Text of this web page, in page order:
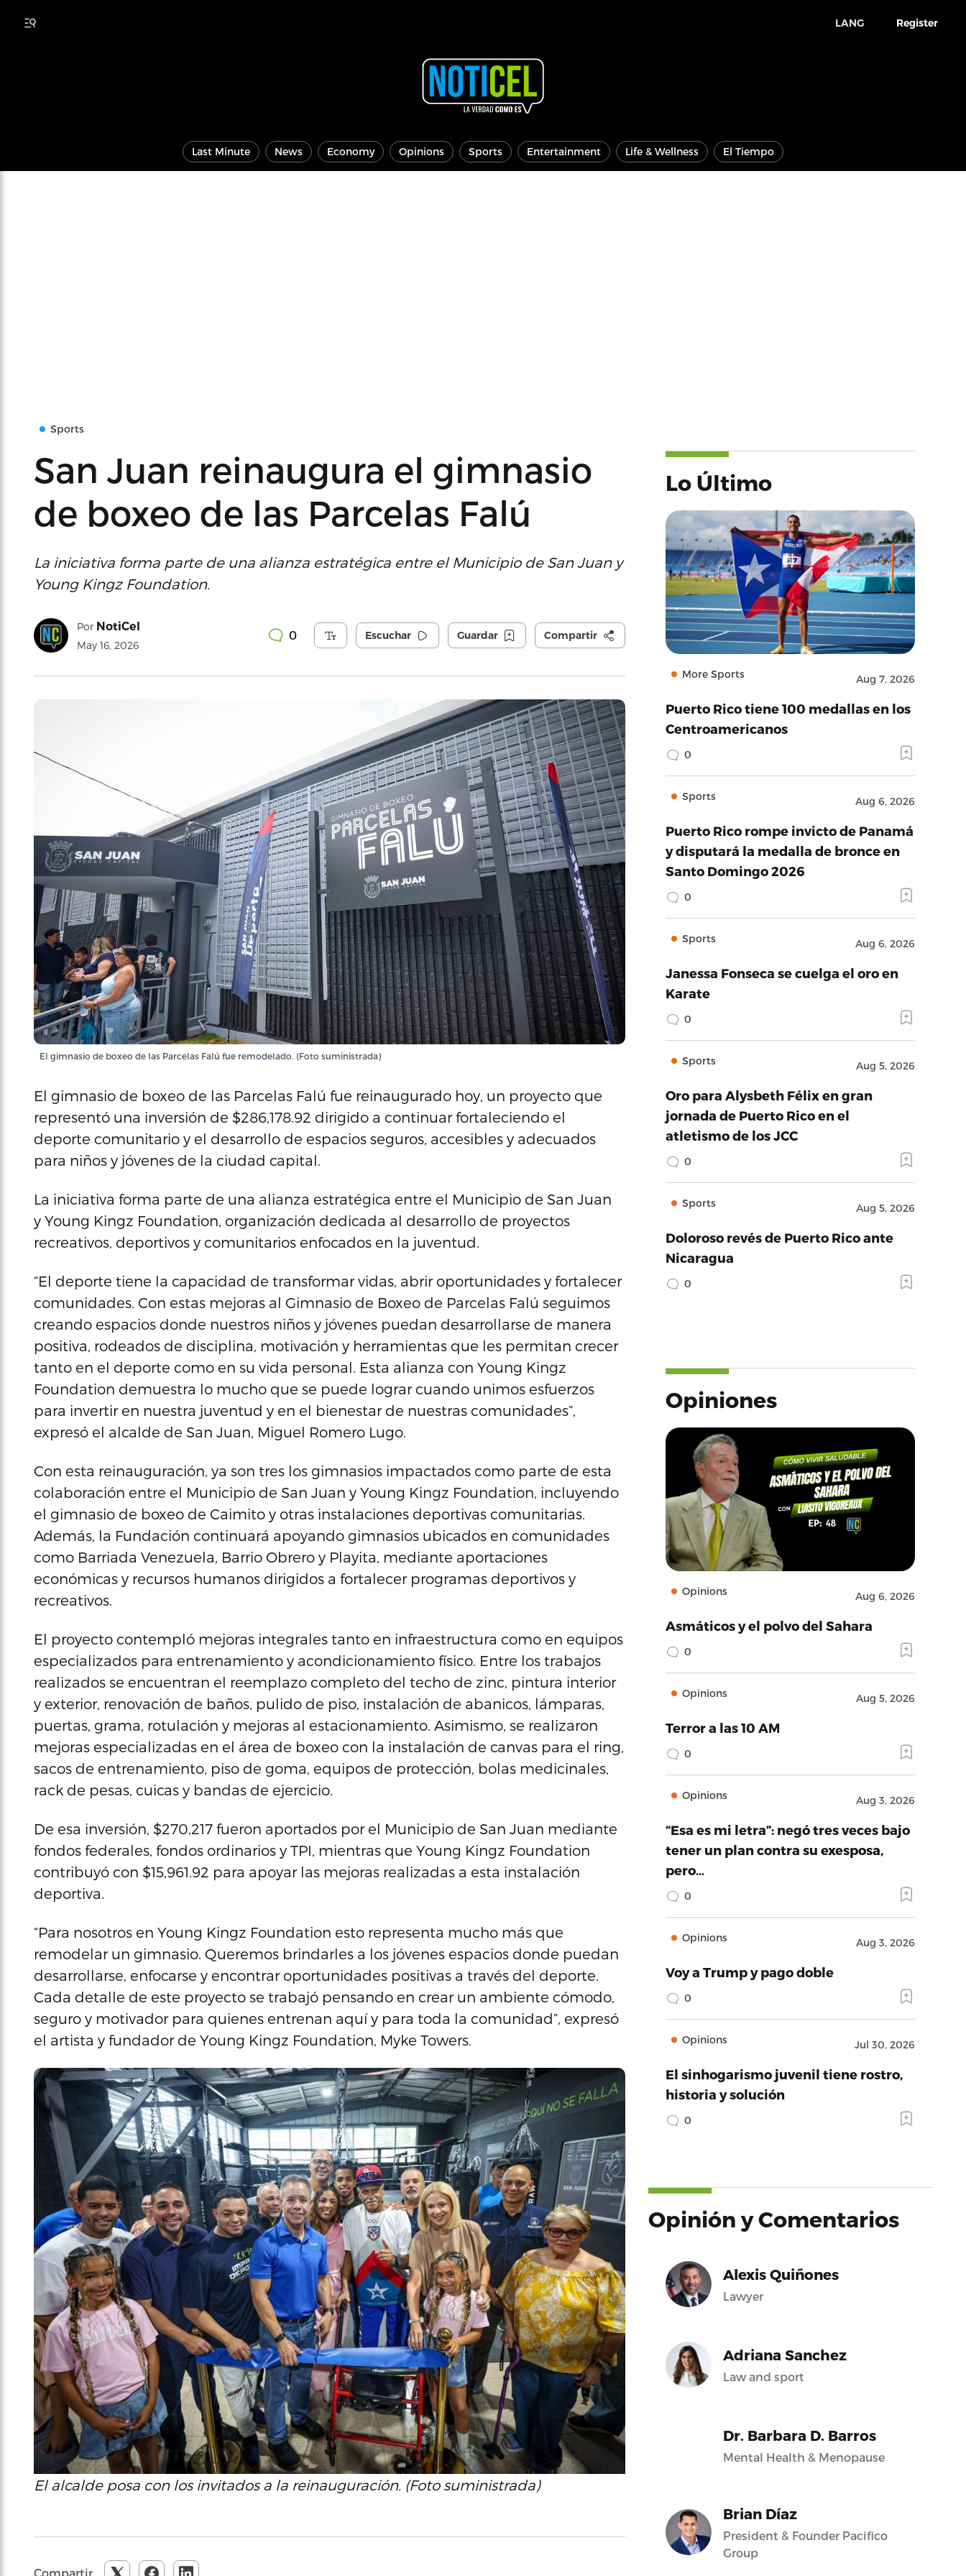
LANG Register
Last Minute News Economy Opinions Sports Entertainment Life & Wellness El Tiempo
Sports
San Juan reinaugura el gimnasio
de boxeo de las Parcelas Falú
La iniciativa forma parte de una alianza estratégica entre el Municipio de San Juan y
Young Kingz Foundation.
Por NotiCel
May 16, 2026
0 Escuchar Guardar Compartir
El gimnasio de boxeo de las Parcelas Falú fue remodelado. (Foto suministrada)
El gimnasio de boxeo de las Parcelas Falú fue reinaugurado hoy, un proyecto que
representó una inversión de $286,178.92 dirigido a continuar fortaleciendo el
deporte comunitario y el desarrollo de espacios seguros, accesibles y adecuados
para niños y jóvenes de la ciudad capital.
La iniciativa forma parte de una alianza estratégica entre el Municipio de San Juan
y Young Kingz Foundation, organización dedicada al desarrollo de proyectos
recreativos, deportivos y comunitarios enfocados en la juventud.
“El deporte tiene la capacidad de transformar vidas, abrir oportunidades y fortalecer
comunidades. Con estas mejoras al Gimnasio de Boxeo de Parcelas Falú seguimos
creando espacios donde nuestros niños y jóvenes puedan desarrollarse de manera
positiva, rodeados de disciplina, motivación y herramientas que les permitan crecer
tanto en el deporte como en su vida personal. Esta alianza con Young Kingz
Foundation demuestra lo mucho que se puede lograr cuando unimos esfuerzos
para invertir en nuestra juventud y en el bienestar de nuestras comunidades”,
expresó el alcalde de San Juan, Miguel Romero Lugo.
Con esta reinauguración, ya son tres los gimnasios impactados como parte de esta
colaboración entre el Municipio de San Juan y Young Kingz Foundation, incluyendo
el gimnasio de boxeo de Caimito y otras instalaciones deportivas comunitarias.
Además, la Fundación continuará apoyando gimnasios ubicados en comunidades
como Barriada Venezuela, Barrio Obrero y Playita, mediante aportaciones
económicas y recursos humanos dirigidos a fortalecer programas deportivos y
recreativos.
El proyecto contempló mejoras integrales tanto en infraestructura como en equipos
especializados para entrenamiento y acondicionamiento físico. Entre los trabajos
realizados se encuentran el reemplazo completo del techo de zinc, pintura interior
y exterior, renovación de baños, pulido de piso, instalación de abanicos, lámparas,
puertas, grama, rotulación y mejoras al estacionamiento. Asimismo, se realizaron
mejoras especializadas en el área de boxeo con la instalación de canvas para el ring,
sacos de entrenamiento, piso de goma, equipos de protección, bolas medicinales,
rack de pesas, cuicas y bandas de ejercicio.
De esa inversión, $270,217 fueron aportados por el Municipio de San Juan mediante
fondos federales, fondos ordinarios y TPI, mientras que Young Kingz Foundation
contribuyó con $15,961.92 para apoyar las mejoras realizadas a esta instalación
deportiva.
“Para nosotros en Young Kingz Foundation esto representa mucho más que
remodelar un gimnasio. Queremos brindarles a los jóvenes espacios donde puedan
desarrollarse, enfocarse y encontrar oportunidades positivas a través del deporte.
Cada detalle de este proyecto se trabajó pensando en crear un ambiente cómodo,
seguro y motivador para quienes entrenan aquí y para toda la comunidad”, expresó
el artista y fundador de Young Kingz Foundation, Myke Towers.
El alcalde posa con los invitados a la reinauguración. (Foto suministrada)
Compartir
Lo Último
More Sports Aug 7, 2026
Puerto Rico tiene 100 medallas en los
Centroamericanos
0
Sports Aug 6, 2026
Puerto Rico rompe invicto de Panamá
y disputará la medalla de bronce en
Santo Domingo 2026
0
Sports Aug 6, 2026
Janessa Fonseca se cuelga el oro en
Karate
0
Sports Aug 5, 2026
Oro para Alysbeth Félix en gran
jornada de Puerto Rico en el
atletismo de los JCC
0
Sports Aug 5, 2026
Doloroso revés de Puerto Rico ante
Nicaragua
0
Opiniones
Opinions Aug 6, 2026
Asmáticos y el polvo del Sahara
0
Opinions Aug 5, 2026
Terror a las 10 AM
0
Opinions Aug 3, 2026
“Esa es mi letra”: negó tres veces bajo
tener un plan contra su exesposa,
pero…
0
Opinions Aug 3, 2026
Voy a Trump y pago doble
0
Opinions Jul 30, 2026
El sinhogarismo juvenil tiene rostro,
historia y solución
0
Opinión y Comentarios
Alexis Quiñones
Lawyer
Adriana Sanchez
Law and sport
Dr. Barbara D. Barros
Mental Health & Menopause
Brian Díaz
President & Founder Pacifico
Group